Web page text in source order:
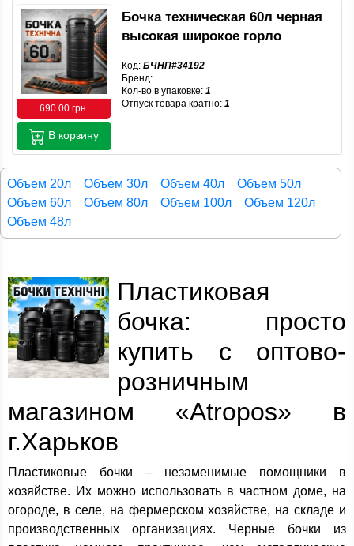
690.00 грн.
Бочка техническая 60л черная
высокая широкое горло
Код: БЧНП#34192
Бренд:
Кол-во в упаковке: 1
Отпуск товара кратно: 1
В корзину
Объем 20л Объем 30л Объем 40л
Объем 50л
Объем 60л
Объем 80л Объем 100л
Объем 120л
Объем 48л
Пластиковая
бочка: просто
купить с оптово-
розничным
магазином «Atropos» в
г.Харьков
Пластиковые бочки – незаменимые помощники в
хозяйстве. Их можно использовать в частном доме, на
огороде, в селе, на фермерском хозяйстве, на складе и
производственных организациях. Черные бочки из